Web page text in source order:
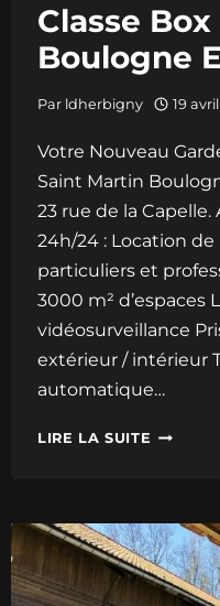
Classe
Boulogne
Par ldherbigny 19
Votre Nouveau
Saint Martin
23 rue de la
24h/24 : Location
particuliers et
3000 m² d’espaces
vidéosurveillance
extérieur / intérieur
automatique…
LIRE LA SUITE CLASSE
SAINT
MARTIN